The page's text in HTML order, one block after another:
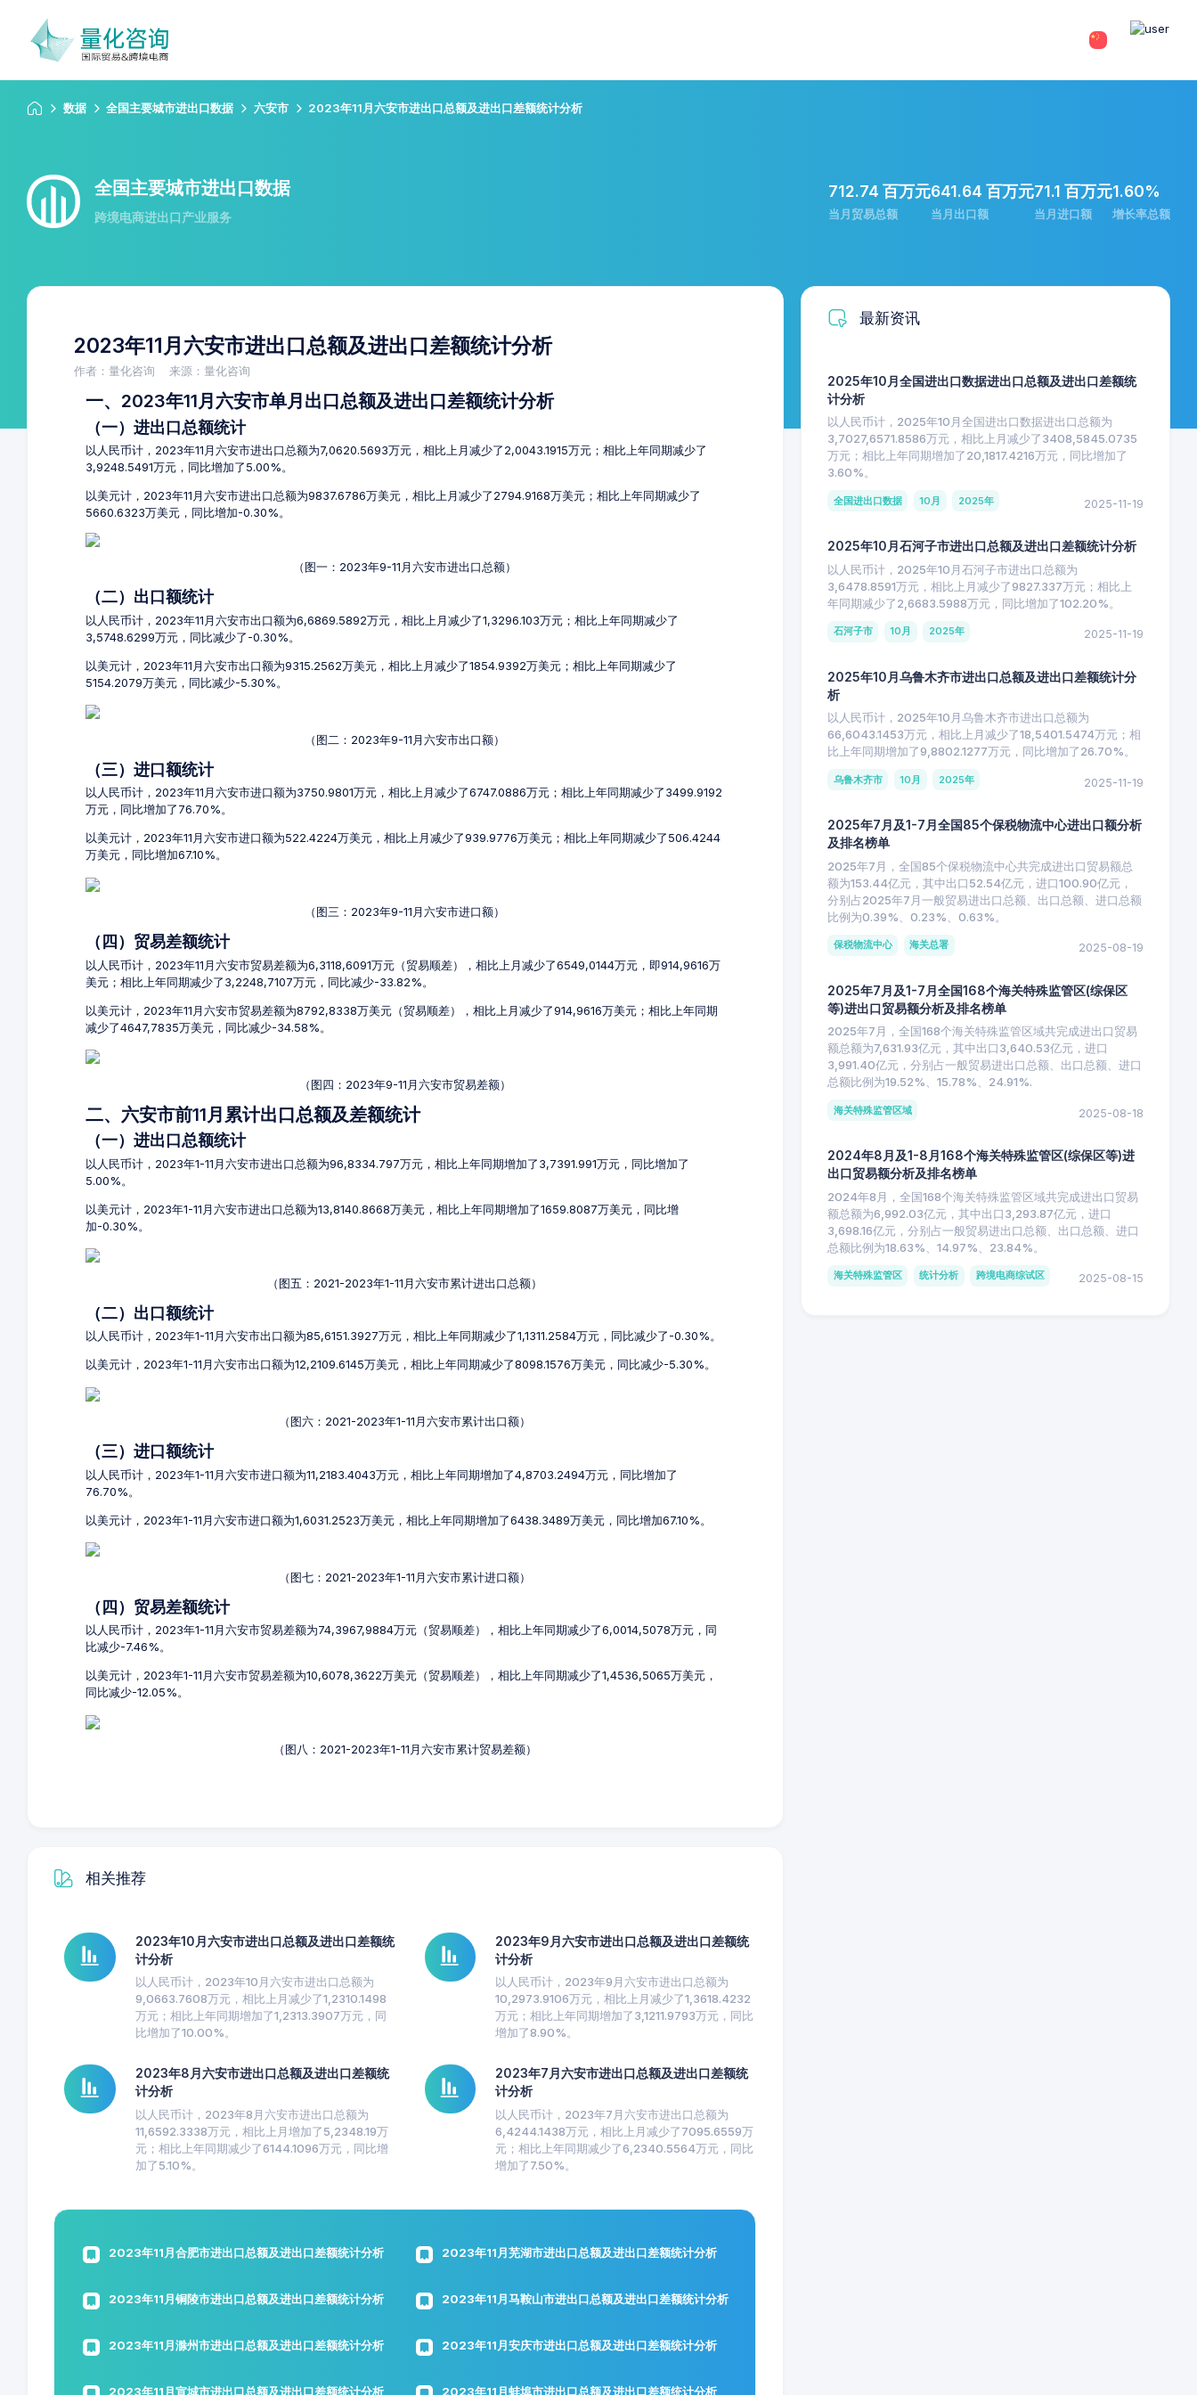
数据 全国主要城市进出口数据 六安市 2023年11月六安市进出口总额及进出口差额统计分析
全国主要城市进出口数据
跨境电商进出口产业服务
712.74 百万元
当月贸易总额
641.64 百万元
当月出口额
71.1 百万元
当月进口额
1.60%
增长率总额
2023年11月六安市进出口总额及进出口差额统计分析
作者：量化咨询 来源：量化咨询
一、2023年11月六安市单月出口总额及进出口差额统计分析
（一）进出口总额统计
以人民币计，2023年11月六安市进出口总额为7,0620.5693万元，相比上月减少了2,0043.1915万元；相比上年同期减少了
3,9248.5491万元，同比增加了5.00%。
以美元计，2023年11月六安市进出口总额为9837.6786万美元，相比上月减少了2794.9168万美元；相比上年同期减少了
5660.6323万美元，同比增加-0.30%。
（图一：2023年9-11月六安市进出口总额）
（二）出口额统计
以人民币计，2023年11月六安市出口额为6,6869.5892万元，相比上月减少了1,3296.103万元；相比上年同期减少了
3,5748.6299万元，同比减少了-0.30%。
以美元计，2023年11月六安市出口额为9315.2562万美元，相比上月减少了1854.9392万美元；相比上年同期减少了
5154.2079万美元，同比减少-5.30%。
（图二：2023年9-11月六安市出口额）
（三）进口额统计
以人民币计，2023年11月六安市进口额为3750.9801万元，相比上月减少了6747.0886万元；相比上年同期减少了3499.9192
万元，同比增加了76.70%。
以美元计，2023年11月六安市进口额为522.4224万美元，相比上月减少了939.9776万美元；相比上年同期减少了506.4244
万美元，同比增加67.10%。
（图三：2023年9-11月六安市进口额）
（四）贸易差额统计
以人民币计，2023年11月六安市贸易差额为6,3118,6091万元（贸易顺差），相比上月减少了6549,0144万元，即914,9616万
美元；相比上年同期减少了3,2248,7107万元，同比减少-33.82%。
以美元计，2023年11月六安市贸易差额为8792,8338万美元（贸易顺差），相比上月减少了914,9616万美元；相比上年同期
减少了4647,7835万美元，同比减少-34.58%。
（图四：2023年9-11月六安市贸易差额）
二、六安市前11月累计出口总额及差额统计
（一）进出口总额统计
以人民币计，2023年1-11月六安市进出口总额为96,8334.797万元，相比上年同期增加了3,7391.991万元，同比增加了
5.00%。
以美元计，2023年1-11月六安市进出口总额为13,8140.8668万美元，相比上年同期增加了1659.8087万美元，同比增
加-0.30%。
（图五：2021-2023年1-11月六安市累计进出口总额）
（二）出口额统计
以人民币计，2023年1-11月六安市出口额为85,6151.3927万元，相比上年同期减少了1,1311.2584万元，同比减少了-0.30%。
以美元计，2023年1-11月六安市出口额为12,2109.6145万美元，相比上年同期减少了8098.1576万美元，同比减少-5.30%。
（图六：2021-2023年1-11月六安市累计出口额）
（三）进口额统计
以人民币计，2023年1-11月六安市进口额为11,2183.4043万元，相比上年同期增加了4,8703.2494万元，同比增加了
76.70%。
以美元计，2023年1-11月六安市进口额为1,6031.2523万美元，相比上年同期增加了6438.3489万美元，同比增加67.10%。
（图七：2021-2023年1-11月六安市累计进口额）
（四）贸易差额统计
以人民币计，2023年1-11月六安市贸易差额为74,3967,9884万元（贸易顺差），相比上年同期减少了6,0014,5078万元，同
比减少-7.46%。
以美元计，2023年1-11月六安市贸易差额为10,6078,3622万美元（贸易顺差），相比上年同期减少了1,4536,5065万美元，
同比减少-12.05%。
（图八：2021-2023年1-11月六安市累计贸易差额）
相关推荐
2023年10月六安市进出口总额及进出口差额统
计分析
以人民币计，2023年10月六安市进出口总额为
9,0663.7608万元，相比上月减少了1,2310.1498
万元；相比上年同期增加了1,2313.3907万元，同
比增加了10.00%。
2023年9月六安市进出口总额及进出口差额统
计分析
以人民币计，2023年9月六安市进出口总额为
10,2973.9106万元，相比上月减少了1,3618.4232
万元；相比上年同期增加了3,1211.9793万元，同比
增加了8.90%。
2023年8月六安市进出口总额及进出口差额统
计分析
以人民币计，2023年8月六安市进出口总额为
11,6592.3338万元，相比上月增加了5,2348.19万
元；相比上年同期减少了6144.1096万元，同比增
加了5.10%。
2023年7月六安市进出口总额及进出口差额统
计分析
以人民币计，2023年7月六安市进出口总额为
6,4244.1438万元，相比上月减少了7095.6559万
元；相比上年同期减少了6,2340.5564万元，同比
增加了7.50%。
2023年11月合肥市进出口总额及进出口差额统计分析 2023年11月芜湖市进出口总额及进出口差额统计分析
2023年11月铜陵市进出口总额及进出口差额统计分析 2023年11月马鞍山市进出口总额及进出口差额统计分析
2023年11月滁州市进出口总额及进出口差额统计分析 2023年11月安庆市进出口总额及进出口差额统计分析
2023年11月宣城市进出口总额及进出口差额统计分析 2023年11月蚌埠市进出口总额及进出口差额统计分析
最新资讯
2025年10月全国进出口数据进出口总额及进出口差额统
计分析
以人民币计，2025年10月全国进出口数据进出口总额为
3,7027,6571.8586万元，相比上月减少了3408,5845.0735
万元；相比上年同期增加了20,1817.4216万元，同比增加了
3.60%。
全国进出口数据 10月 2025年 2025-11-19
2025年10月石河子市进出口总额及进出口差额统计分析
以人民币计，2025年10月石河子市进出口总额为
3,6478.8591万元，相比上月减少了9827.337万元；相比上
年同期减少了2,6683.5988万元，同比增加了102.20%。
石河子市 10月 2025年 2025-11-19
2025年10月乌鲁木齐市进出口总额及进出口差额统计分
析
以人民币计，2025年10月乌鲁木齐市进出口总额为
66,6043.1453万元，相比上月减少了18,5401.5474万元；相
比上年同期增加了9,8802.1277万元，同比增加了26.70%。
乌鲁木齐市 10月 2025年 2025-11-19
2025年7月及1-7月全国85个保税物流中心进出口额分析
及排名榜单
2025年7月，全国85个保税物流中心共完成进出口贸易额总
额为153.44亿元，其中出口52.54亿元，进口100.90亿元，
分别占2025年7月一般贸易进出口总额、出口总额、进口总额
比例为0.39%、0.23%、0.63%。
保税物流中心 海关总署 2025-08-19
2025年7月及1-7月全国168个海关特殊监管区(综保区
等)进出口贸易额分析及排名榜单
2025年7月，全国168个海关特殊监管区域共完成进出口贸易
额总额为7,631.93亿元，其中出口3,640.53亿元，进口
3,991.40亿元，分别占一般贸易进出口总额、出口总额、进口
总额比例为19.52%、15.78%、24.91%.
海关特殊监管区域 2025-08-18
2024年8月及1-8月168个海关特殊监管区(综保区等)进
出口贸易额分析及排名榜单
2024年8月，全国168个海关特殊监管区域共完成进出口贸易
额总额为6,992.03亿元，其中出口3,293.87亿元，进口
3,698.16亿元，分别占一般贸易进出口总额、出口总额、进口
总额比例为18.63%、14.97%、23.84%。
海关特殊监管区 统计分析 跨境电商综试区 2025-08-15